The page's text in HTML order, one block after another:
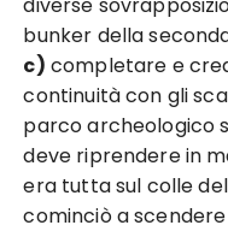
bunker della
c) completare e
continuità con gli
parco archeologico
deve riprendere in
era tutta sul colle
cominciò a